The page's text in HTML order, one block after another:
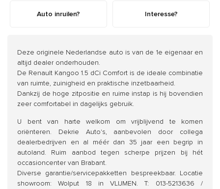
Auto inruilen? Interesse?
Deze originele Nederlandse auto is van de 1e eigenaar en
altijd dealer onderhouden.
De Renault Kangoo 1.5 dCi Comfort is de ideale combinatie
van ruimte, zuinigheid en praktische inzetbaarheid.
Dankzij de hoge zitpositie en ruime instap is hij bovendien
zeer comfortabel in dagelijks gebruik.
U bent van harte welkom om vrijblijvend te komen
oriënteren. Dekrie Auto's, aanbevolen door collega
dealerbedrijven en al méér dan 35 jaar een begrip in
autoland. Ruim aanbod tegen scherpe prijzen bij hét
occasioncenter van Brabant.
Diverse garantie/servicepakketten bespreekbaar. Locatie
showroom: Wolput 18 in VLIJMEN. T: 013-5213636 /